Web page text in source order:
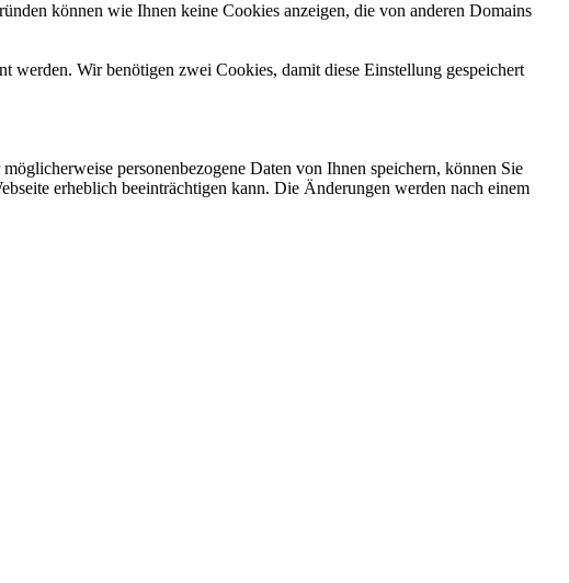
können wie Ihnen keine Cookies anzeigen, die von anderen Domains
werden. Wir benötigen zwei Cookies, damit diese Einstellung gespeichert
personenbezogene Daten von Ihnen speichern, können Sie
erheblich beeinträchtigen kann. Die Änderungen werden nach einem